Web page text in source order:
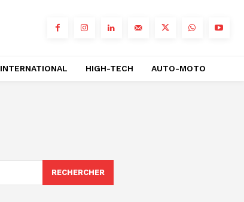
INTERNATIONAL HIGH-TECH AUTO-MOTO
RECHERCHER